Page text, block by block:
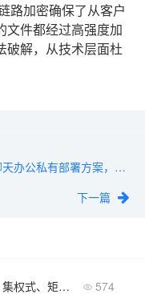
路加密确保了从客户
文件都经过高强度加
破解，从技术层面杜
企业聊天办公私有部署方案，将数据100%掌握在自己手中
下一篇
跨部门沟通的5大模式：集权式、矩阵式、敏捷式等对比与应用 574